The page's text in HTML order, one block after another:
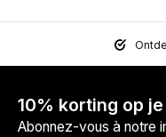
10% korting op
Abonnez-vous à notre